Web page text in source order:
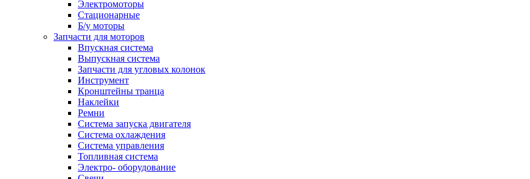
Электромоторы
Стационарные
Б/у моторы
Запчасти для моторов
Впускная система
Выпускная система
Запчасти для угловых колонок
Инструмент
Кронштейны транца
Наклейки
Ремни
Система запуска двигателя
Система охлаждения
Система управления
Топливная система
Электро- оборудование